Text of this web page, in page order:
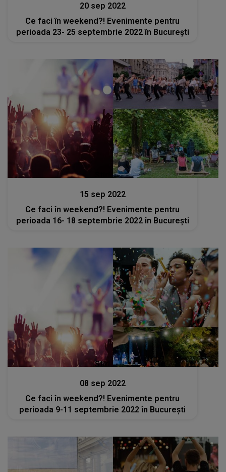
20 sep 2022
Ce faci în weekend?! Evenimente pentru
perioada 23- 25 septembrie 2022 în București
15 sep 2022
Ce faci în weekend?! Evenimente pentru
perioada 16- 18 septembrie 2022 în București
Stiri
08 sep 2022
Ce faci în weekend?! Evenimente pentru
perioada 9-11 septembrie 2022 în București